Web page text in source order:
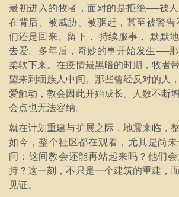
最初进入的牧者，面对的是拒绝──被
在背后、被威胁、被驱赶，甚至被警
们还是回来、留下， 持续服事， 默默
去爱。多年后，奇妙的事开始发生──
柔软下来。在疫情最黑暗的时期，牧者
望来到缅族人中间。那些曾经反对的人
爱触动，教会因此开始成长。人数不断
会点也无法容纳。
就在计划重建与扩展之际，地震来临，
如今，整个社区都在观看，尤其是尚
问：这间教会还能再站起来吗？他们
持？这一刻，不只是一个建筑的重建，
见证。